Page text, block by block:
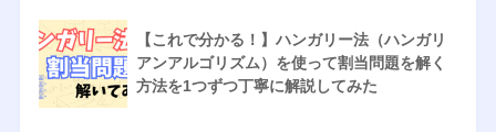
【これで分かる！】ハンガリー法（ハンガリ
アンアルゴリズム）を使って割当問題を解く
方法を1つずつ丁寧に解説してみた